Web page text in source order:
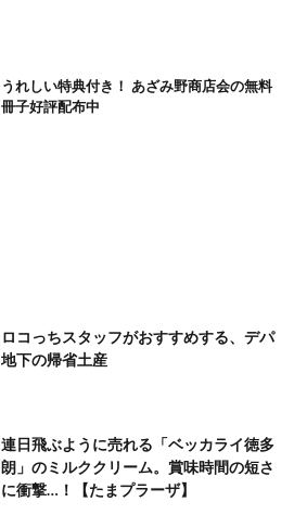
うれしい特典付き！ あざみ野商店会の無料
冊子好評配布中
ロコっちスタッフがおすすめする、デパ
地下の帰省土産
連日飛ぶように売れる「ベッカライ徳多
朗」のミルククリーム。賞味時間の短さ
に衝撃…！【たまプラーザ】